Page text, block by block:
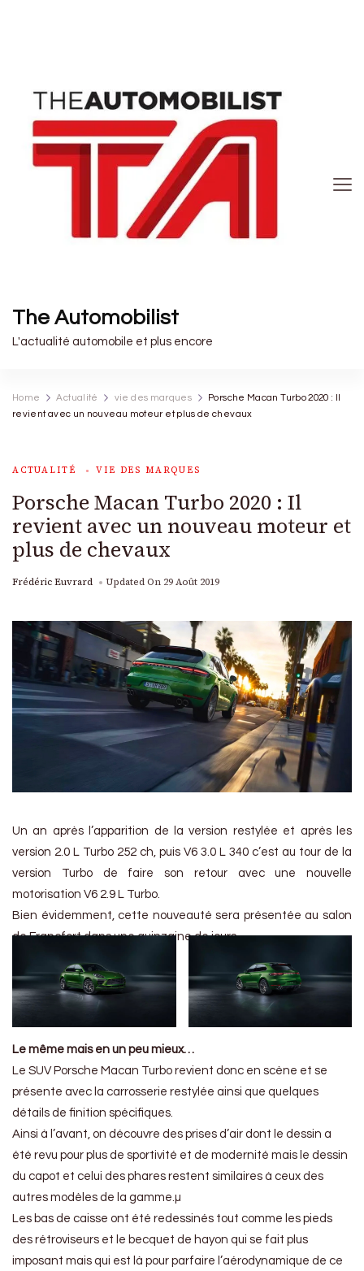
The Automobilist
L'actualité automobile et plus encore
Home Actualité vie des marques
Porsche Macan Turbo 2020 : Il
revient avec un nouveau moteur et plus de chevaux
ACTUALITÉ VIE DES MARQUES
Porsche Macan Turbo 2020 : Il
revient avec un nouveau moteur et
plus de chevaux
Frédéric Euvrard Updated On 29 Août 2019
Un an après l’apparition de la version restylée et après les
version 2.0 L Turbo 252 ch, puis V6 3.0 L 340 c’est au tour de la
version Turbo de faire son retour avec une nouvelle
motorisation V6 2.9 L Turbo.
Bien évidemment, cette nouveauté sera présentée au salon
de Francfort dans une quinzaine de jours.
Le même mais en un peu mieux…
Le SUV Porsche Macan Turbo revient donc en scène et se
présente avec la carrosserie restylée ainsi que quelques
détails de finition spécifiques.
Ainsi à l’avant, on découvre des prises d’air dont le dessin a
été revu pour plus de sportivité et de modernité mais le dessin
du capot et celui des phares restent similaires à ceux des
autres modèles de la gamme.µ
Les bas de caisse ont été redessinés tout comme les pieds
des rétroviseurs et le becquet de hayon qui se fait plus
imposant mais qui est là pour parfaire l’aérodynamique de ce